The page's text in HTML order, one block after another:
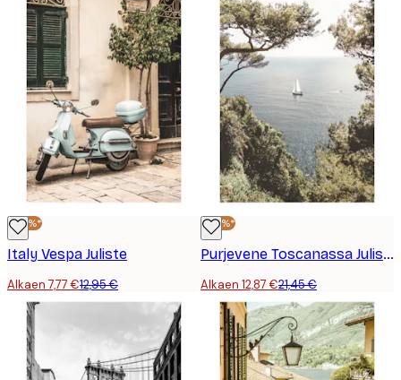
-40%*
Italy Vespa Juliste
Alkaen 7,77 €12,95 €
-40%*
Purjevene Toscanassa Juliste
Alkaen 12,87 €21,45 €